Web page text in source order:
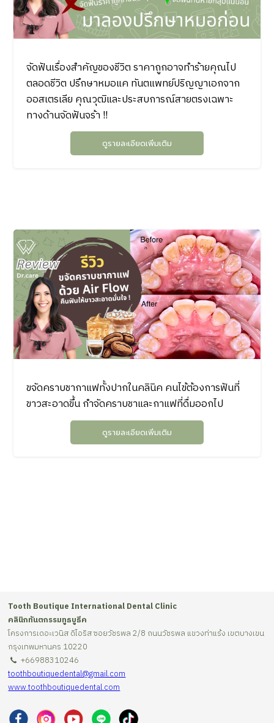
จัดฟันเรื่องสำคัญของชีวิต ราคาถูกอาจทำร้ายคุณไป
ตลอดชีวิต ปรึกษาหมอแค ทันตแพทย์ปริญญาเอกจาก
ออสเตรเลีย คุณวุฒิและประสบการณ์สายตรงเฉพาะ
ทางด้านจัดฟันจร้า !!
ดูรายละเอียดเพิ่มเติม
ขจัดคราบชากาแฟทั้งปากในคลินิค คนไข้ต้องการฟันที่
ขาวสะอาดขึ้น กำจัดคราบชาและกาแฟที่ดื่มออกไป
ดูรายละเอียดเพิ่มเติม
Tooth Boutique International Dental Clinic
คลินิกทันตกรรมทูธบูธีค
โครงการเดอะเวนิส ดิไอริส ซอยวัชรพล 2/8 ถนนวัชรพล แขวงท่าแร้ง เขตบางเขน
กรุงเทพมหานคร 10220
+66988310246
toothboutiquedental@gmail.com
www.toothboutiquedental.com